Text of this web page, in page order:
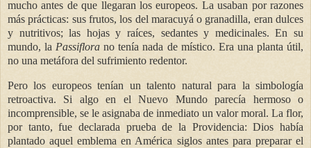
mucho antes de que llegaran los europeos. La usaban por razones
más prácticas: sus frutos, los del maracuyá o granadilla, eran dulces
y nutritivos; las hojas y raíces, sedantes y medicinales. En su
mundo, la Passiflora no tenía nada de místico. Era una planta útil,
no una metáfora del sufrimiento redentor.
Pero los europeos tenían un talento natural para la simbología
retroactiva. Si algo en el Nuevo Mundo parecía hermoso o
incomprensible, se le asignaba de inmediato un valor moral. La flor,
por tanto, fue declarada prueba de la Providencia: Dios había
plantado aquel emblema en América siglos antes para preparar el